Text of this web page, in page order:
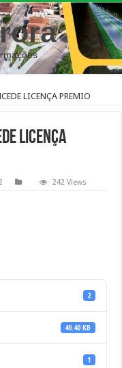
LICENÇA PREMIO
LICENÇA
242 Views
2
49.40 KB
1